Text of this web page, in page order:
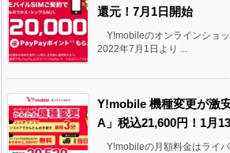
還元！7月1日開始
Y!mobileのオンラインショッ
2022年7月1日より ...
Y!mobile 機種変更が激
A」税込21,600円！1月
Y!mobileの月額料金はライ